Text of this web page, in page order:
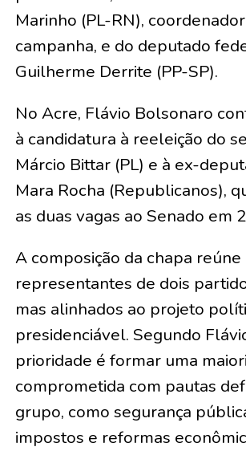
Marinho (PL-RN),
campanha, e do deputado
Guilherme Derrite (PP-SP).
No Acre, Flávio Bolsonaro
à candidatura à reeleição do
Márcio Bittar (PL) e à ex-
Mara Rocha (Republicanos),
as duas vagas ao Senado em
A composição da chapa reúne
representantes de dois
mas alinhados ao projeto
presidenciável. Segundo
prioridade é formar uma
comprometida com pautas
grupo, como segurança
impostos e reformas